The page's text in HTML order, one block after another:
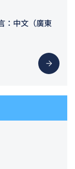
：中文（廣東